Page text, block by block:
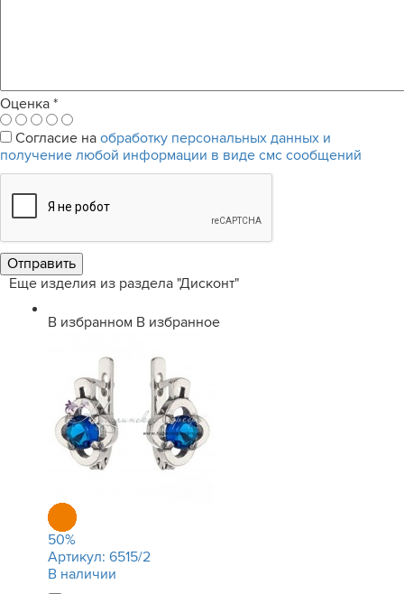
Оценка *
Согласие на обработку персональных данных и
получение любой информации в виде смс сообщений
Еще изделия из раздела "Дисконт"
В избранном В избранное
50%
Артикул: 6515/2
В наличии